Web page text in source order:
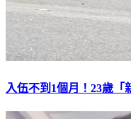
入伍不到1個月！23歲